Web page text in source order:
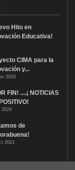
Hito en
Educativa!
CIMA para la
y...
2024
FIN! ....¡ NOTICIAS
2024
de
2021